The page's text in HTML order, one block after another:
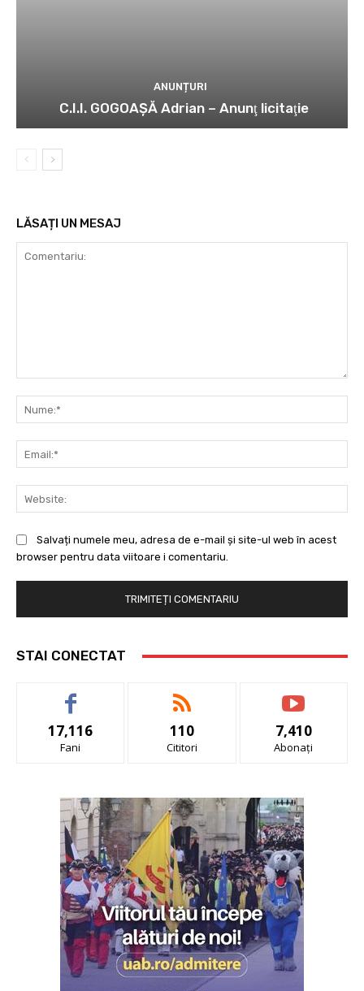
ANUNȚURI
C.I.I. GOGOAŞĂ Adrian – Anunţ licitaţie
LĂSAȚI UN MESAJ
Salvați numele meu, adresa de e-mail și site-ul web în acest
browser pentru data viitoare i comentariu.
STAI CONECTAT
17,116
Fani
110
Cititori
7,410
Abonați